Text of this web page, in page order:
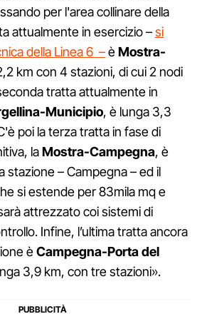
per l'area collinare della
attualmente in esercizio –si
della Linea 6 –èMostra-
km con 4 stazioni, di cui 2 nodi
tratta attualmente in
Municipio, è lunga 3,3
poi la terza tratta in fase di
laMostra-Campegna, è
stazione – Campegna – ed il
si estende per 83mila mq e
attrezzato coi sistemi di
Infine, l’ultima tratta ancora
èCampegna-Porta del
3,9 km, con tre stazioni».